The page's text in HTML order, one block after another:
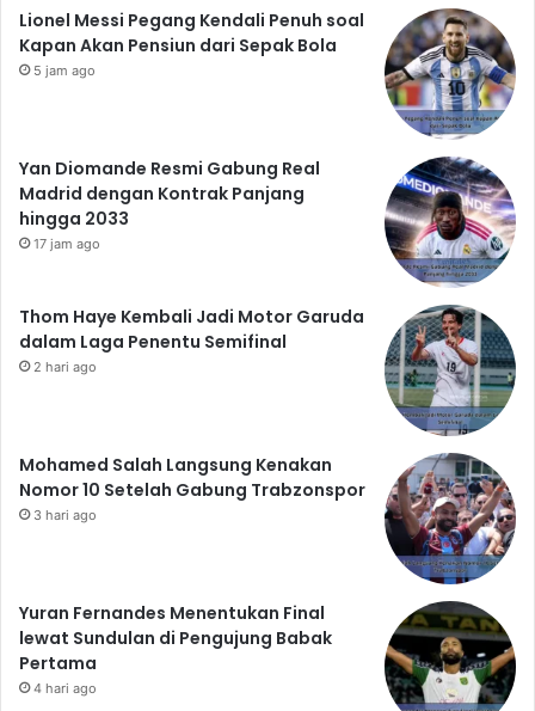
Lionel Messi Pegang Kendali Penuh soal
Kapan Akan Pensiun dari Sepak Bola
5 jam ago
Yan Diomande Resmi Gabung Real
Madrid dengan Kontrak Panjang
hingga 2033
17 jam ago
Thom Haye Kembali Jadi Motor Garuda
dalam Laga Penentu Semifinal
2 hari ago
Mohamed Salah Langsung Kenakan
Nomor 10 Setelah Gabung Trabzonspor
3 hari ago
Yuran Fernandes Menentukan Final
lewat Sundulan di Pengujung Babak
Pertama
4 hari ago